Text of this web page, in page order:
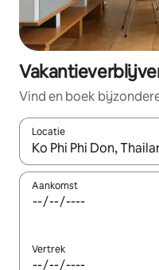
Vind en boek
Locatie
Wanneer er resultaten
Aankomst
Vertrek